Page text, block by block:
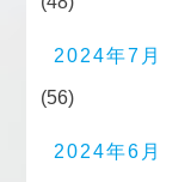
2024年7月
(56)
2024年6月